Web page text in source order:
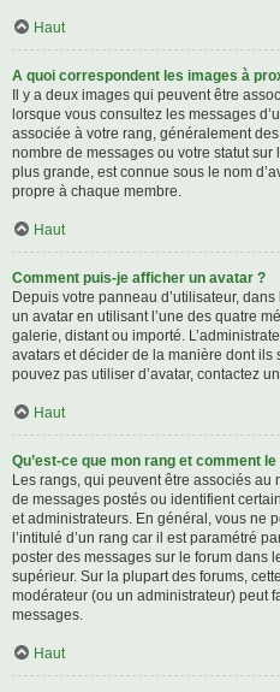
Haut
A quoi correspondent les images à
Il y a deux images qui peuvent être
lorsque vous consultez les messages
associée à votre rang, généralement
nombre de messages ou votre statut
plus grande, est connue sous le nom
propre à chaque membre.
Haut
Comment puis-je afficher un avatar ?
Depuis votre panneau d’utilisateur,
un avatar en utilisant l’une des quatre
galerie, distant ou importé.
avatars et décider de la manière dont ils
pouvez pas utiliser d’avatar, contactez
Haut
Qu’est-ce que mon rang et comment
Les rangs, qui peuvent être associés au
de messages postés ou identifient
et administrateurs. En général, vous ne
l’intitulé d’un rang car il est paramétré
poster des messages sur le forum dans
supérieur. Sur la plupart des forums,
modérateur (ou un administrateur) peut
messages.
Haut